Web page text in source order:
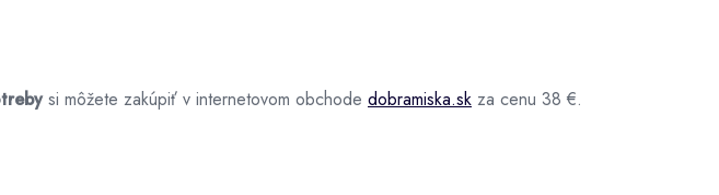
si môžete zakúpiť v internetovom obchode dobramiska.sk za cenu 38 €.